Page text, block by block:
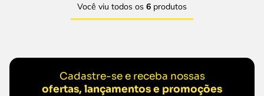
Você viu todos os 6 produtos
Cadastre-se e receba nossas
ofertas, lançamentos e promoções